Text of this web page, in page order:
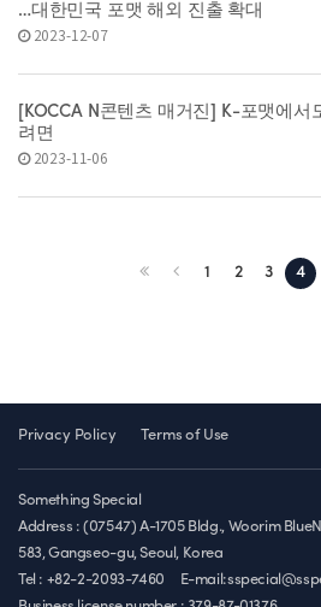
…대한민국 포맷 해외 진출 확대
2023-12-07
[KOCCA N콘텐츠 매거진] K-포맷에서
려면
2023-11-06
1 2 3 4
Privacy Policy Terms of Use
Something Special
Address : (07547) A-1705 Bldg., Woorim
583, Gangseo-gu, Seoul, Korea
Tel : +82-2-2093-7460
E-